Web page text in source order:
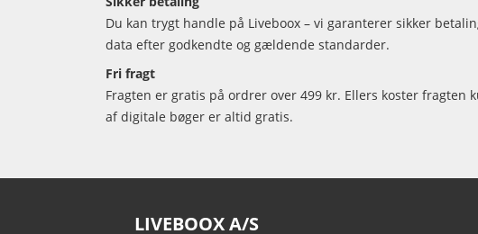
Du kan trygt handle på Liveboox – vi garanterer sikker
data efter godkendte og gældende standarder.
Fri fragt
Fragten er gratis på ordrer over 499 kr. Ellers koster fragten
af digitale bøger er altid gratis.
LIVEBOOX A/S